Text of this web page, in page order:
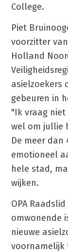
College.
Piet
voorzitter
Holland
asielzoekers
gebeuren in
"Ik vraag
wel om jullie
De meer dan
emotioneel
hele stad,
wijken.
OPA
omwonende
nieuwe
voornamelijk